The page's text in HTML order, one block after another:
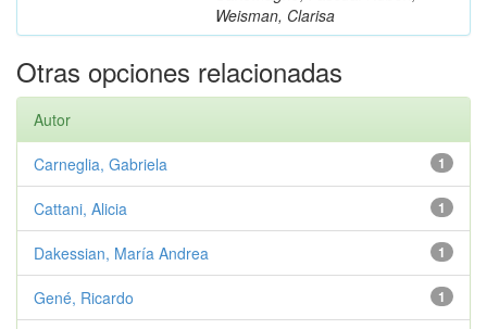
Weisman, Clarisa
Otras opciones relacionadas
Autor
1
Carneglia, Gabriela
1
Cattani, Alicia
1
Dakessian, María Andrea
1
Gené, Ricardo